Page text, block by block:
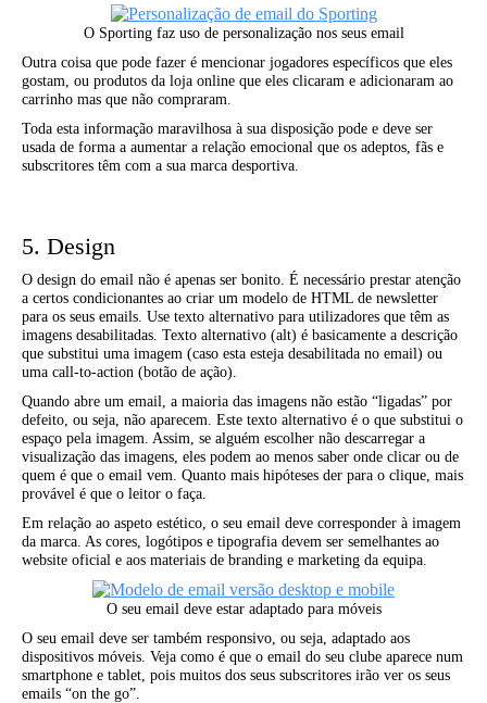
O Sporting faz uso de personalização nos seus email
Outra coisa que pode fazer é mencionar jogadores específicos que eles
gostam, ou produtos da loja online que eles clicaram e adicionaram ao
carrinho mas que não compraram.
Toda esta informação maravilhosa à sua disposição pode e deve ser
usada de forma a aumentar a relação emocional que os adeptos, fãs e
subscritores têm com a sua marca desportiva.
5. Design
O design do email não é apenas ser bonito. É necessário prestar atenção
a certos condicionantes ao criar um modelo de HTML de newsletter
para os seus emails. Use texto alternativo para utilizadores que têm as
imagens desabilitadas. Texto alternativo (alt) é basicamente a descrição
que substitui uma imagem (caso esta esteja desabilitada no email) ou
uma call-to-action (botão de ação).
Quando abre um email, a maioria das imagens não estão “ligadas” por
defeito, ou seja, não aparecem. Este texto alternativo é o que substitui o
espaço pela imagem. Assim, se alguém escolher não descarregar a
visualização das imagens, eles podem ao menos saber onde clicar ou de
quem é que o email vem. Quanto mais hipóteses der para o clique, mais
provável é que o leitor o faça.
Em relação ao aspeto estético, o seu email deve corresponder à imagem
da marca. As cores, logótipos e tipografia devem ser semelhantes ao
website oficial e aos materiais de branding e marketing da equipa.
O seu email deve estar adaptado para móveis
O seu email deve ser também responsivo, ou seja, adaptado aos
dispositivos móveis. Veja como é que o email do seu clube aparece num
smartphone e tablet, pois muitos dos seus subscritores irão ver os seus
emails “on the go”.